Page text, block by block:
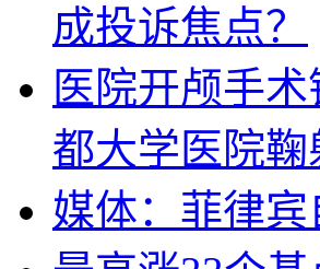
成投诉焦点？
医院开颅手
都大学医院鞠
媒体：菲律宾